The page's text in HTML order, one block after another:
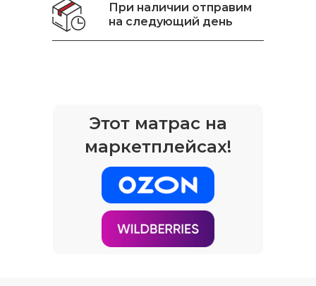
При наличии отправим
на следующий день
Этот матрас на
маркетплейсах!